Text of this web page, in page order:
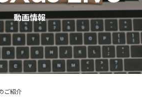
Globant
GXserver
GXtest v4
動画情報
ご紹介